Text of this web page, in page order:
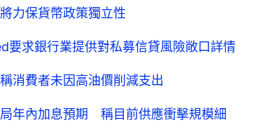
力保貨幣政策獨立性
要求銀行業提供對私募信貸風險敞口詳情
消費者未因高油價削減支出
年內加息預期 稱目前供應衝擊規模細